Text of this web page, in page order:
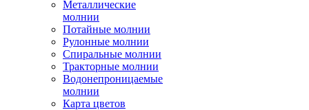
Металлические
молнии
Потайные молнии
Рулонные молнии
Спиральные молнии
Тракторные молнии
Водонепроницаемые
молнии
Карта цветов